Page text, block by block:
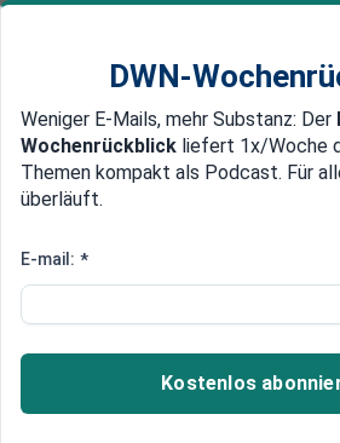
Newsticker MEIN DWN:
Edelmetalle DWN-Magazin
Zinswende verpufft:
Eigentlich sollte die
Zinswende Europas Banken
stimmen. Doch stattdessen
DWN-
Weniger E-Mails, mehr Substanz: Der
Wochenrückblick liefert 1x/Woche
Themen kompakt als Podcast. Für
überläuft.
E-mail: *
Kostenlos